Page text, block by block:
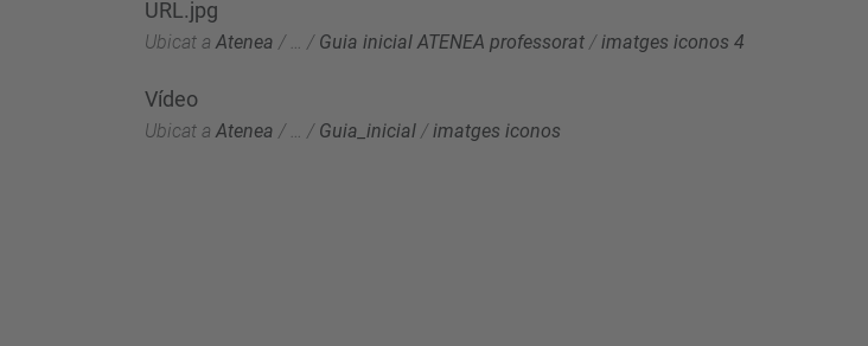
URL.jpg
Ubicat a Atenea / / Guia inicial ATENEA professorat /imatges iconos 4
Vídeo
Ubicat a Atenea / … / Guia_inicial /imatges iconos